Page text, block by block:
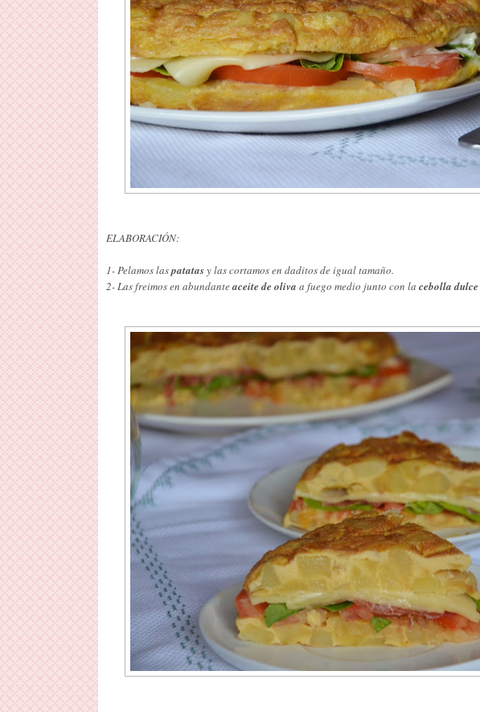
ELABORACIÓN:
1- Pelamos laspatatasy las cortamos en daditos de igual tamaño.
2- Las freimos en abundanteaceite de oliva a fuego medio junto con la cebolla dulce